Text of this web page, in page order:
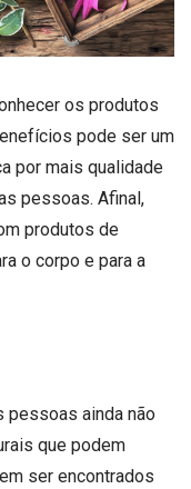
os produtos
pode ser um
por mais qualidade
pessoas. Afinal,
produtos de
o corpo e para a
pessoas ainda não
que podem
ser encontrados